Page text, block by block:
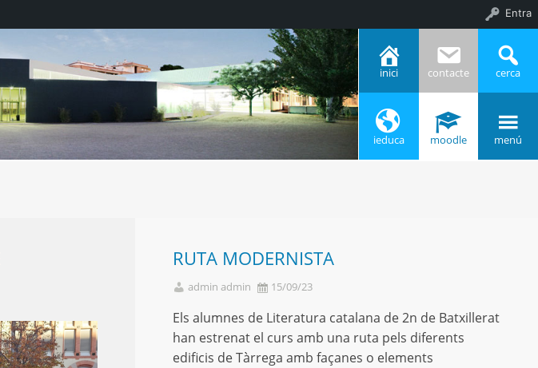
inici contacte cerca
ieduca moodle menú
RUTA MODERNISTA
admin admin 15/09/23
Els alumnes de Literatura catalana de 2n de Batxillerat
han estrenat el curs amb una ruta pels diferents
edificis de Tàrrega amb façanes o elements
Entra